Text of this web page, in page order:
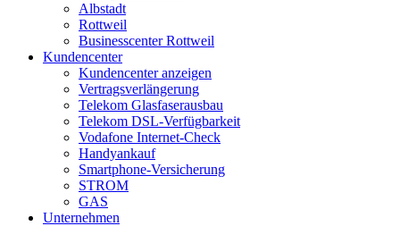
Albstadt
Rottweil
Businesscenter Rottweil
Kundencenter
Kundencenter anzeigen
Vertragsverlängerung
Telekom Glasfaserausbau
Telekom DSL-Verfügbarkeit
Vodafone Internet-Check
Handyankauf
Smartphone-Versicherung
STROM
GAS
Unternehmen